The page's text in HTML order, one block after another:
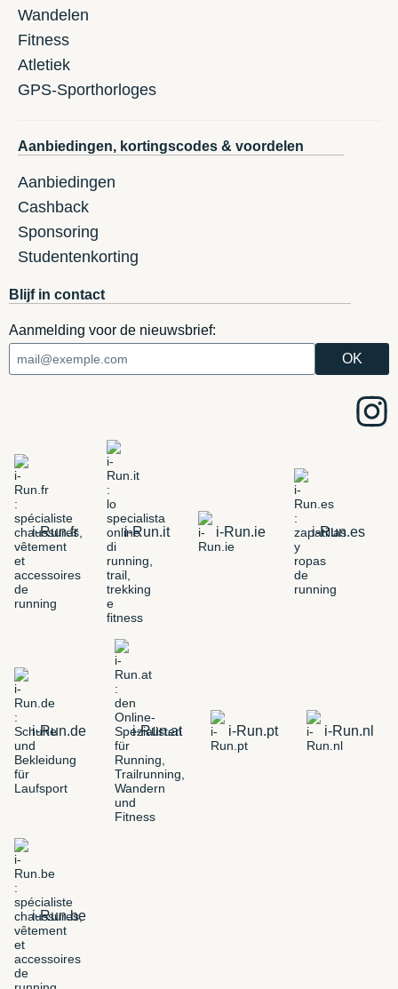
Wandelen
Fitness
Atletiek
GPS-Sporthorloges
Aanbiedingen, kortingscodes & voordelen
Aanbiedingen
Cashback
Sponsoring
Studentenkorting
Blijf in contact
Aanmelding voor de nieuwsbrief:
i-Run.fr i-Run.it i-Run.ie i-Run.es
i-Run.de i-Run.at i-Run.pt i-Run.nl
i-Run.be